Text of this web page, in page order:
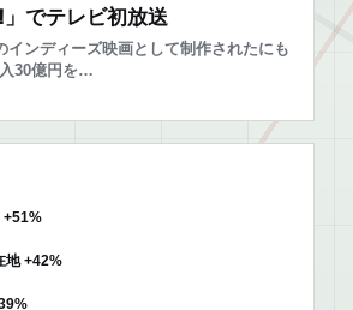
でテレビ初放送
ンディーズ映画として制作されたにも
30億円を…
+51%
地 +42%